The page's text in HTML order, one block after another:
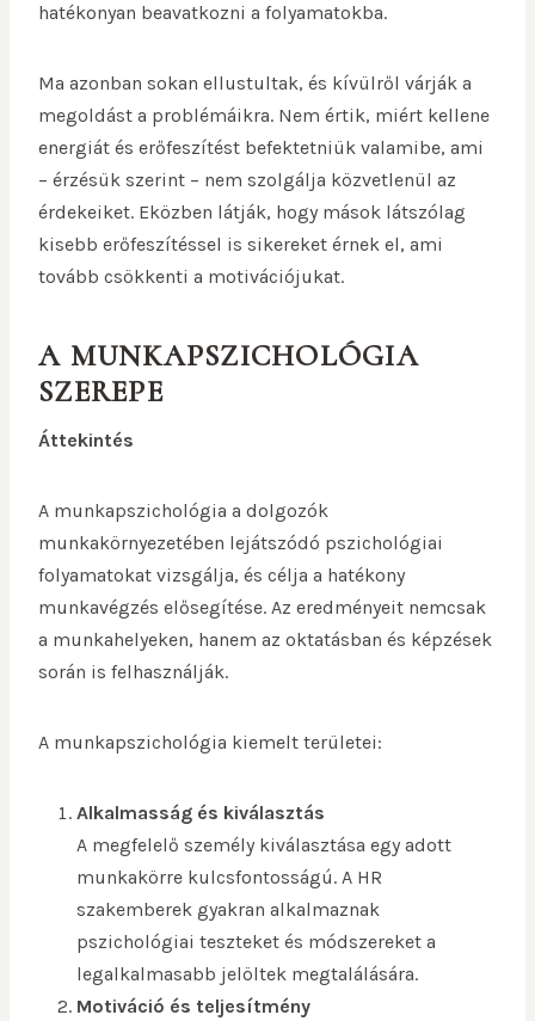
hatékonyan beavatkozni a folyamatokba.
Ma azonban sokan ellustultak, és kívülről várják a
megoldást a problémáikra. Nem értik, miért kellene
energiát és erőfeszítést befektetniük valamibe, ami
– érzésük szerint – nem szolgálja közvetlenül az
érdekeiket. Eközben látják, hogy mások látszólag
kisebb erőfeszítéssel is sikereket érnek el, ami
tovább csökkenti a motivációjukat.
A MUNKAPSZICHOLÓGIA
SZEREPE
Áttekintés
A munkapszichológia a dolgozók
munkakörnyezetében lejátszódó pszichológiai
folyamatokat vizsgálja, és célja a hatékony
munkavégzés elősegítése. Az eredményeit nemcsak
a munkahelyeken, hanem az oktatásban és képzések
során is felhasználják.
A munkapszichológia kiemelt területei:
Alkalmasság és kiválasztás
A megfelelő személy kiválasztása egy adott
munkakörre kulcsfontosságú. A HR
szakemberek gyakran alkalmaznak
pszichológiai teszteket és módszereket a
legalkalmasabb jelöltek megtalálására.
Motiváció és teljesítmény